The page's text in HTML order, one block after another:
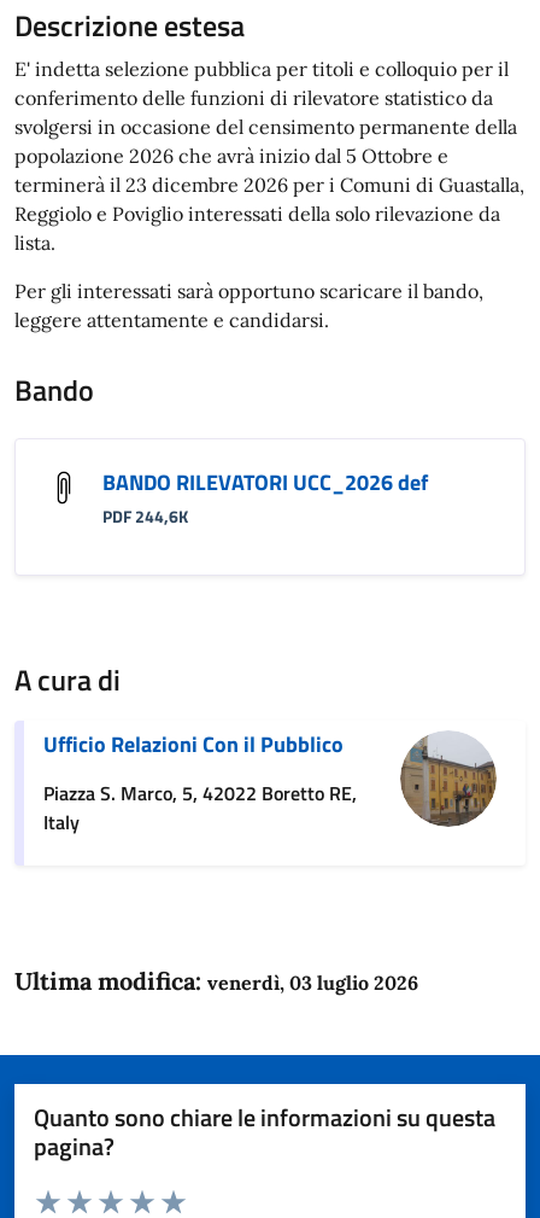
Descrizione estesa
E' indetta selezione pubblica per titoli e colloquio per il
conferimento delle funzioni di rilevatore statistico da
svolgersi in occasione del censimento permanente della
popolazione 2026 che avrà inizio dal 5 Ottobre e
terminerà il 23 dicembre 2026 per i Comuni di Guastalla,
Reggiolo e Poviglio interessati della solo rilevazione da
lista.
Per gli interessati sarà opportuno scaricare il bando,
leggere attentamente e candidarsi.
Bando
BANDO RILEVATORI UCC_2026 def
PDF 244,6K
A cura di
Ufficio Relazioni Con il Pubblico
Piazza S. Marco, 5, 42022 Boretto RE,
Italy
Ultima modifica: venerdì, 03 luglio 2026
Quanto sono chiare le informazioni su questa
pagina?
Domanda
Valuta da 1 a 5 stelle la pagina